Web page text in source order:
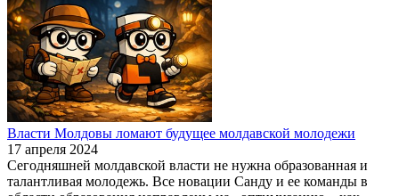
Власти Молдовы ломают будущее молдавской молодежи
17 апреля 2024
Сегодняшней молдавской власти не нужна образованная и
талантливая молодежь. Все новации Санду и ее команды в